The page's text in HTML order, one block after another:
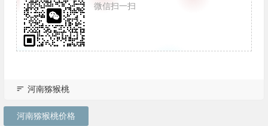
微信扫一扫
河南猕猴桃
河南猕猴桃价格